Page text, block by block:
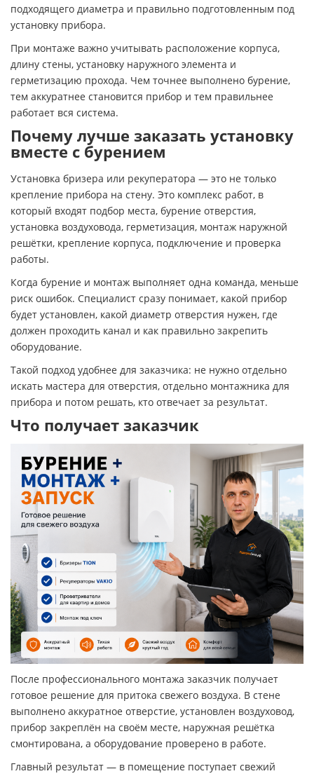
подходящего диаметра и правильно подготовленным под
установку прибора.
При монтаже важно учитывать расположение корпуса,
длину стены, установку наружного элемента и
герметизацию прохода. Чем точнее выполнено бурение,
тем аккуратнее становится прибор и тем правильнее
работает вся система.
Почему лучше заказать установку
вместе с бурением
Установка бризера или рекуператора — это не только
крепление прибора на стену. Это комплекс работ, в
который входят подбор места, бурение отверстия,
установка воздуховода, герметизация, монтаж наружной
решётки, крепление корпуса, подключение и проверка
работы.
Когда бурение и монтаж выполняет одна команда, меньше
риск ошибок. Специалист сразу понимает, какой прибор
будет установлен, какой диаметр отверстия нужен, где
должен проходить канал и как правильно закрепить
оборудование.
Такой подход удобнее для заказчика: не нужно отдельно
искать мастера для отверстия, отдельно монтажника для
прибора и потом решать, кто отвечает за результат.
Что получает заказчик
После профессионального монтажа заказчик получает
готовое решение для притока свежего воздуха. В стене
выполнено аккуратное отверстие, установлен воздуховод,
прибор закреплён на своём месте, наружная решётка
смонтирована, а оборудование проверено в работе.
Главный результат — в помещение поступает свежий